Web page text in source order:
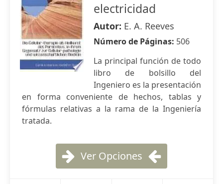
electricidad
Autor: E. A. Reeves
Número de Páginas: 506
La principal función de todo
libro de bolsillo del
Ingeniero es la presentación
en forma conveniente de hechos, tablas y
fórmulas relativas a la rama de la Ingeniería
tratada.
Ver Opciones